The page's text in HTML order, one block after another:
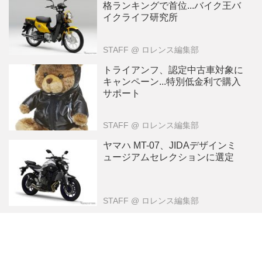
格ランキングで首位...バイク王バ
イクライフ研究所
STAFF @ ロレンス編集部
トライアンフ、認定中古車対象に
キャンペーン...特別低金利で購入
サポート
STAFF @ ロレンス編集部
ヤマハ MT-07、JIDAデザインミ
ュージアムセレクションに選定
STAFF @ ロレンス編集部